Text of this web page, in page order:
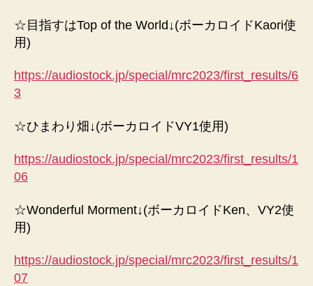
☆目指すはTop of the World↓(ボーカロイドKaori使
用)
https://audiostock.jp/special/mrc2023/first_results/6
3
☆ひまわり畑↓(ボーカロイドVY1使用)
https://audiostock.jp/special/mrc2023/first_results/1
06
☆Wonderful Morment↓(ボーカロイドKen、VY2使
用)
https://audiostock.jp/special/mrc2023/first_results/1
07